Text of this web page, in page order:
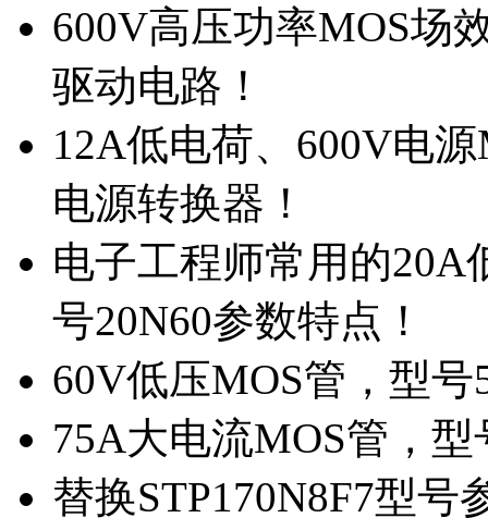
600V高压功率MOS场
驱动电路！
12A低电荷、600V电
电源转换器！
电子工程师常用的20A
号20N60参数特点！
60V低压MOS管，型
75A大电流MOS管，
替换STP170N8F7型